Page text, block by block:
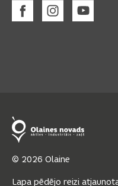
© 2026 Olaine
Lapa pēdējo reizi